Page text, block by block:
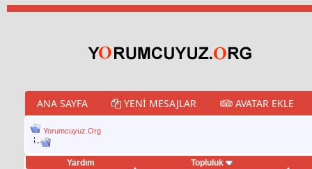
ANA SAYFA YENI MESAJLAR AVATAR EKLE
Yorumcuyuz.Org
Yardım Topluluk